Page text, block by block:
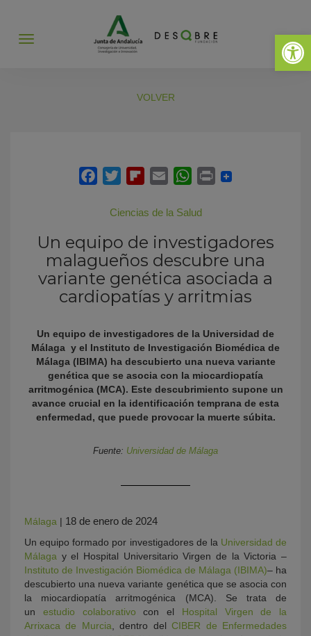
Abrir
Abrir
VOLVER
Ciencias de la Salud
Un equipo de investigadores
malagueños descubre una
variante genética asociada a
cardiopatías y arritmias
Un equipo de investigadores de la Universidad de
Málaga y el Instituto de Investigación Biomédica de
Málaga (IBIMA) ha descubierto una nueva variante
genética que se asocia con la miocardiopatía
arritmogénica (MCA). Este descubrimiento supone un
avance crucial en la identificación temprana de esta
enfermedad, que puede provocar la muerte súbita.
Fuente: Universidad de Málaga
Málaga | 18 de enero de 2024
Un equipo formado por investigadores de la Universidad de
Málaga y el Hospital Universitario Virgen de la Victoria –
Instituto de Investigación Biomédica de Málaga (IBIMA)– ha
descubierto una nueva variante genética que se asocia con
la miocardiopatía arritmogénica (MCA). Se trata de
un estudio colaborativo con el Hospital Virgen de la
Arrixaca de Murcia , dentro delCIBER de Enfermedades